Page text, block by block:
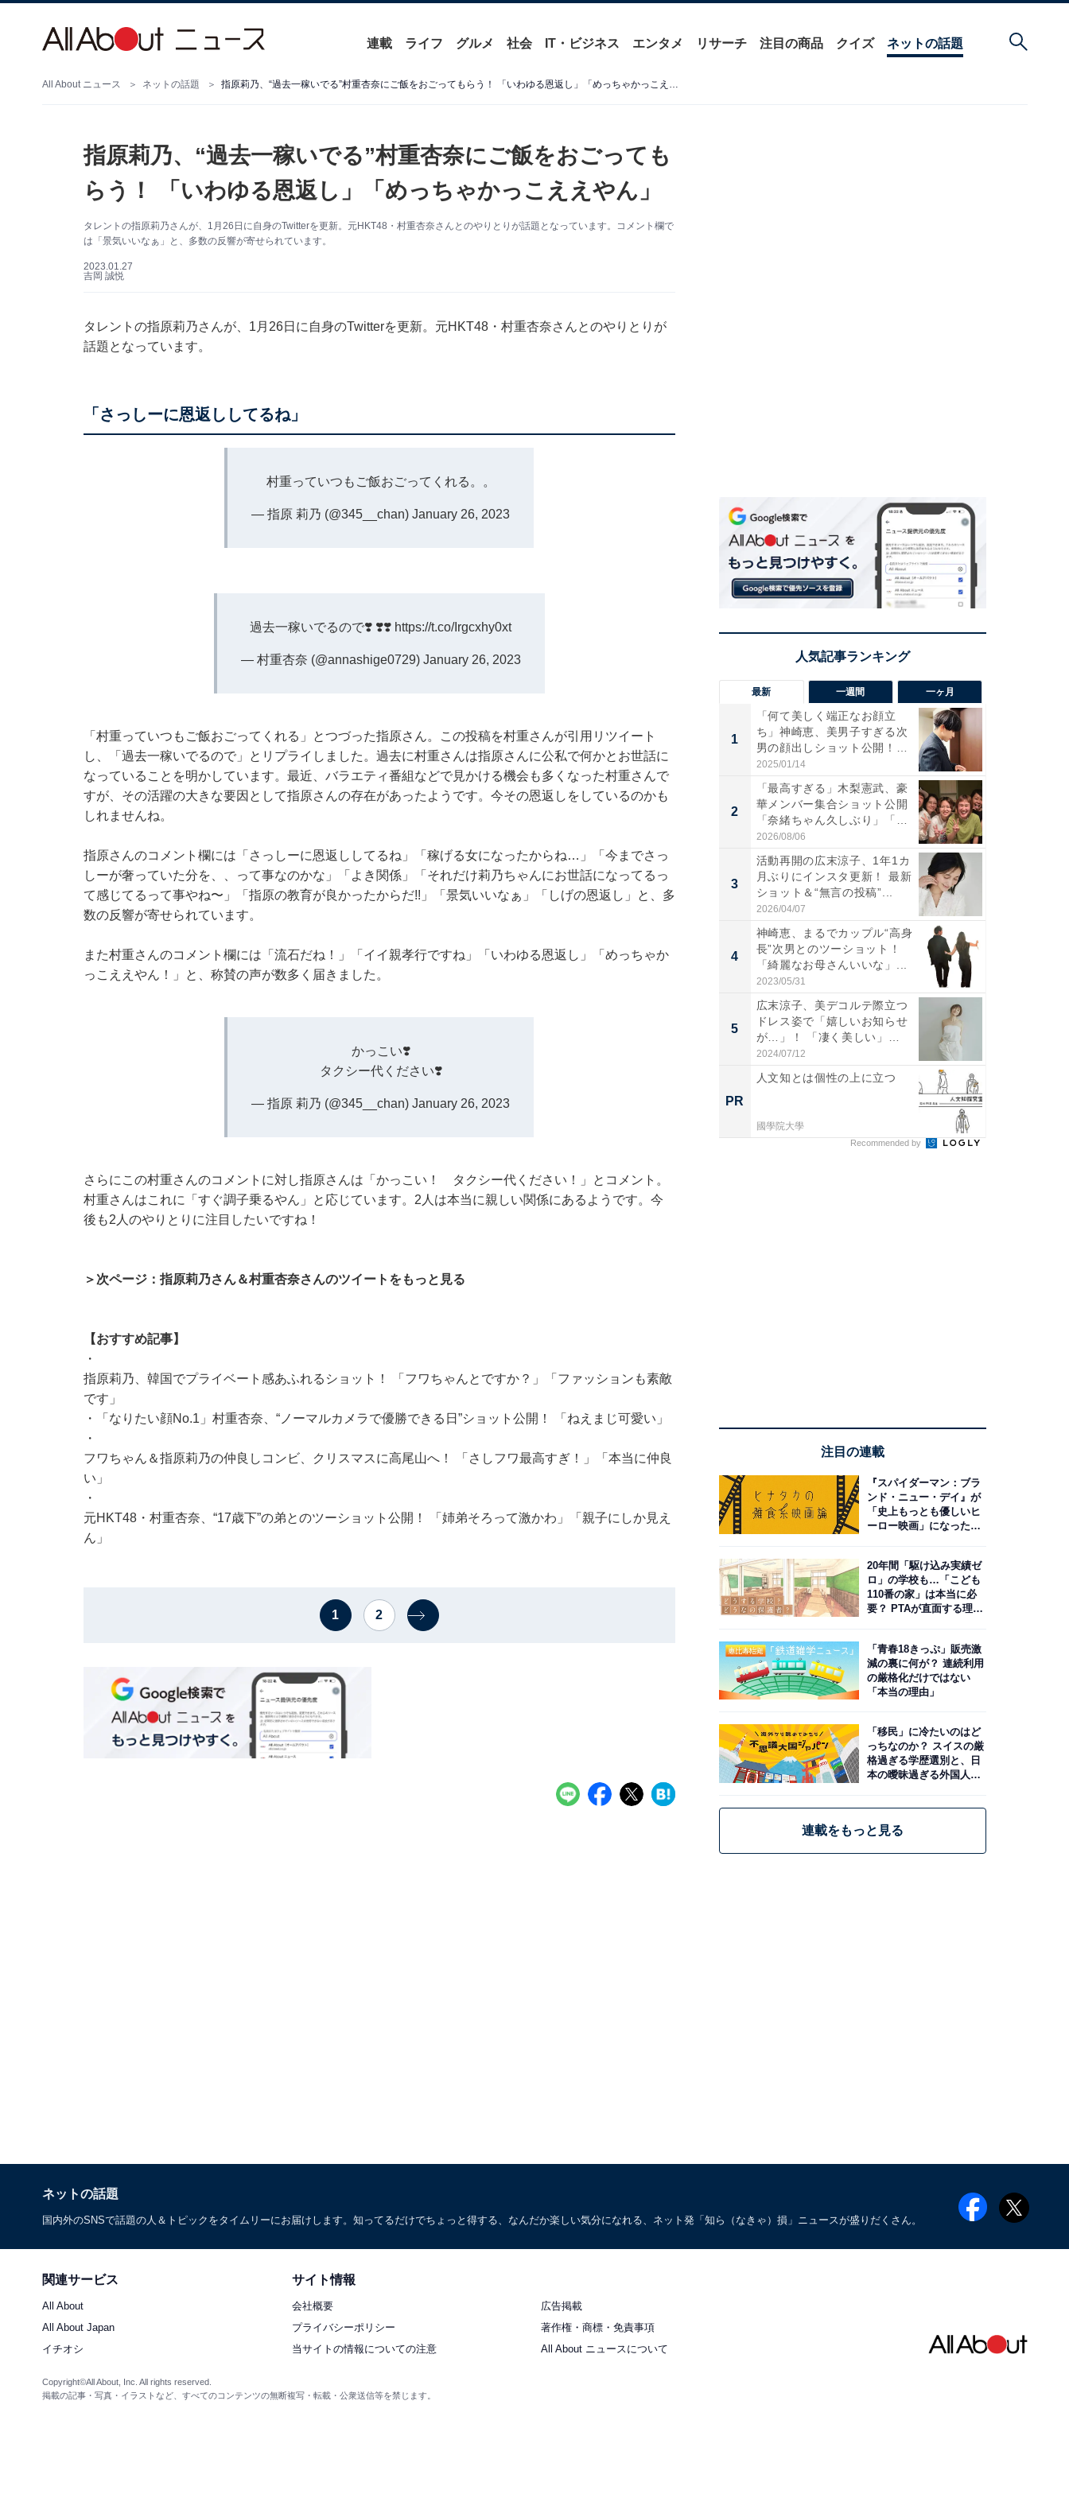
連載 ライフ グルメ 社会 IT・ビジネス エンタメ リサーチ 注目の商品 クイズ ネットの話題
All About ニュース ネットの話題 指原莉乃、“過去一稼いでる”村重杏奈にご飯をおごってもらう！ 「いわゆる恩返し」「めっちゃかっこええやん」
指原莉乃、“過去一稼いでる”村重杏奈にご飯をおごっても
らう！ 「いわゆる恩返し」「めっちゃかっこええやん」
タレントの指原莉乃さんが、1月26日に自身のTwitterを更新。元HKT48・村重杏奈さんとのやりとりが話題となっています。コメント欄で
は「景気いいなぁ」と、多数の反響が寄せられています。
2023.01.27
吉岡 誠悦
タレントの指原莉乃さんが、1月26日に自身のTwitterを更新。元HKT48・村重杏奈さんとのやりとりが
話題となっています。
「さっしーに恩返ししてるね」
村重っていつもご飯おごってくれる。。
— 指原 莉乃 (@345__chan) January 26, 2023
過去一稼いでるので❣️ ❣️❣️ https://t.co/Irgcxhy0xt
— 村重杏奈 (@annashige0729) January 26, 2023
「村重っていつもご飯おごってくれる」とつづった指原さん。この投稿を村重さんが引用リツイート
し、「過去一稼いでるので」とリプライしました。過去に村重さんは指原さんに公私で何かとお世話に
なっていることを明かしています。最近、バラエティ番組などで見かける機会も多くなった村重さんで
すが、その活躍の大きな要因として指原さんの存在があったようです。今その恩返しをしているのかも
しれませんね。
指原さんのコメント欄には「さっしーに恩返ししてるね」「稼げる女になったからね…」「今までさっ
しーが奢っていた分を、、って事なのかな」「よき関係」「それだけ莉乃ちゃんにお世話になってるっ
て感じてるって事やね〜」「指原の教育が良かったからだ!!」「景気いいなぁ」「しげの恩返し」と、多
数の反響が寄せられています。
また村重さんのコメント欄には「流石だね！」「イイ親孝行ですね」「いわゆる恩返し」「めっちゃか
っこええやん！」と、称賛の声が数多く届きました。
かっこい❣️
タクシー代ください❣️
— 指原 莉乃 (@345__chan) January 26, 2023
さらにこの村重さんのコメントに対し指原さんは「かっこい！ タクシー代ください！」とコメント。
村重さんはこれに「すぐ調子乗るやん」と応じています。2人は本当に親しい関係にあるようです。今
後も2人のやりとりに注目したいですね！
＞次ページ：指原莉乃さん＆村重杏奈さんのツイートをもっと見る
【おすすめ記事】
・
指原莉乃、韓国でプライベート感あふれるショット！ 「フワちゃんとですか？」「ファッションも素敵
です」
・
「なりたい顔No.1」村重杏奈、“ノーマルカメラで優勝できる日”ショット公開！ 「ねえまじ可愛い」
・
フワちゃん＆指原莉乃の仲良しコンビ、クリスマスに高尾山へ！ 「さしフワ最高すぎ！」「本当に仲良
い」
・
元HKT48・村重杏奈、“17歳下”の弟とのツーショット公開！ 「姉弟そろって激かわ」「親子にしか見え
ん」
1 2
最新 一週間 一ヶ月
1
「何て美しく端正なお顔立
ち」神崎恵、美男子すぎる次
男の顔出しショット公開！
「め...
2025/01/14
2
「最高すぎる」木梨憲武、豪
華メンバー集合ショット公開
「奈緒ちゃん久しぶり」「み
ん...
2026/08/06
3
活動再開の広末涼子、1年1カ
月ぶりにインスタ更新！ 最新
ショット＆“無言の投稿”...
2026/04/07
4
神崎恵、まるでカップル“高身
長”次男とのツーショット！
「綺麗なお母さんいいな」...
2023/05/31
5
広末涼子、美デコルテ際立つ
ドレス姿で「嬉しいお知らせ
が…」！ 「凄く美しい」
「透...
2024/07/12
PR
人文知とは個性の上に立つ
國學院大學
Recommended by
注目の連載
『スパイダーマン：ブラ
ンド・ニュー・デイ』が
「史上もっとも優しいヒ
ーロー映画」になった理
20年間「駆け込み実績ゼ
ロ」の学校も…「こども
110番の家」は本当に必
要？ PTAが直面する理想
「青春18きっぷ」販売激
減の裏に何が？ 連続利用
の厳格化だけではない
「本当の理由」
「移民」に冷たいのはど
っちなのか？ スイスの厳
格過ぎる学歴選別と、日
本の曖昧過ぎる外国人政
連載をもっと見る
ネットの話題
国内外のSNSで話題の人＆トピックをタイムリーにお届けします。知ってるだけでちょっと得する、なんだか楽しい気分になれる、ネット発「知ら（なきゃ）損」ニュースが盛りだくさん。
関連サービス
All About
All About Japan
イチオシ
サイト情報
会社概要
広告掲載
プライバシーポリシー
著作権・商標・免責事項
当サイトの情報についての注意
All About ニュースについて
Copyright©All About, Inc. All rights reserved.
掲載の記事・写真・イラストなど、すべてのコンテンツの無断複写・転載・公衆送信等を禁じます。